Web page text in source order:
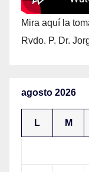
Mira aquí la
Rvdo. P. Dr.
agosto 2026
L M